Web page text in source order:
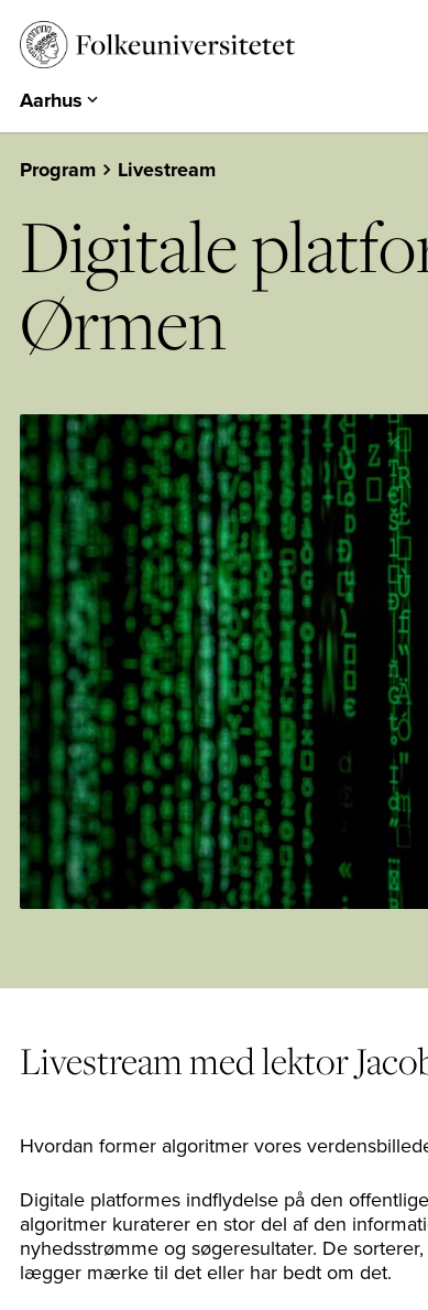
Aarhus
Aarhus
Emdrup
Hearts & Minds
Århundredets Festival
Historiske Dage
PARK
Program Livestream
Digitale
Ørmen
Livestream med lektor
Hvordan former algoritmer vores
Digitale platformes indflydelse på den
algoritmer kuraterer en stor del af den
nyhedsstrømme og søgeresultater. De
lægger mærke til det eller har bedt om det.